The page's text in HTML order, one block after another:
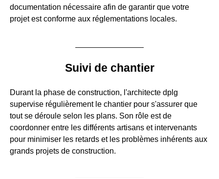
documentation nécessaire afin de garantir que votre
projet est conforme aux réglementations locales.
Suivi de chantier
Durant la phase de construction, l'architecte dplg
supervise régulièrement le chantier pour s'assurer que
tout se déroule selon les plans. Son rôle est de
coordonner entre les différents artisans et intervenants
pour minimiser les retards et les problèmes inhérents aux
grands projets de construction.